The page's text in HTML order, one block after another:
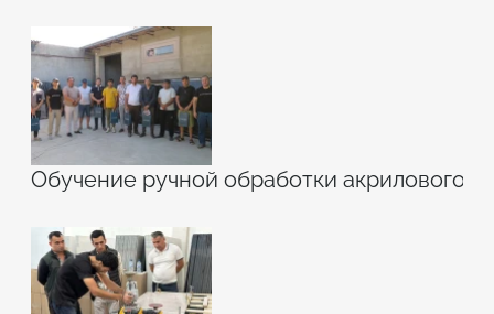
Обучение ручной обработки акрилового